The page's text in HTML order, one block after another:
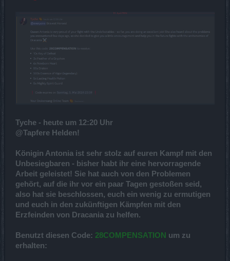
Tyche - heute um 12:20 Uhr
@Tapfere Helden!
Königin Antonia ist sehr stolz auf euren Kampf mit den
Unbesiegbaren - bisher habt ihr eine hervorragende
Arbeit geleistet! Sie hat auch von den Problemen
gehört, auf die ihr vor ein paar Tagen gestoßen seid,
also hat sie beschlossen, euch ein wenig zu ermutigen
und euch in den zukünftigen Kämpfen mit den
Erzfeinden von Dracania zu helfen.
Benutzt diesen Code: 28COMPENSATION um zu
erhalten: